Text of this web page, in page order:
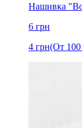
Нашивка
6 грн
4 грн(От